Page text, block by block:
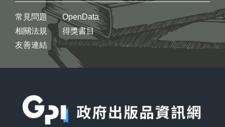
常見問題
相關法規
友善連結
OpenData
得獎書目